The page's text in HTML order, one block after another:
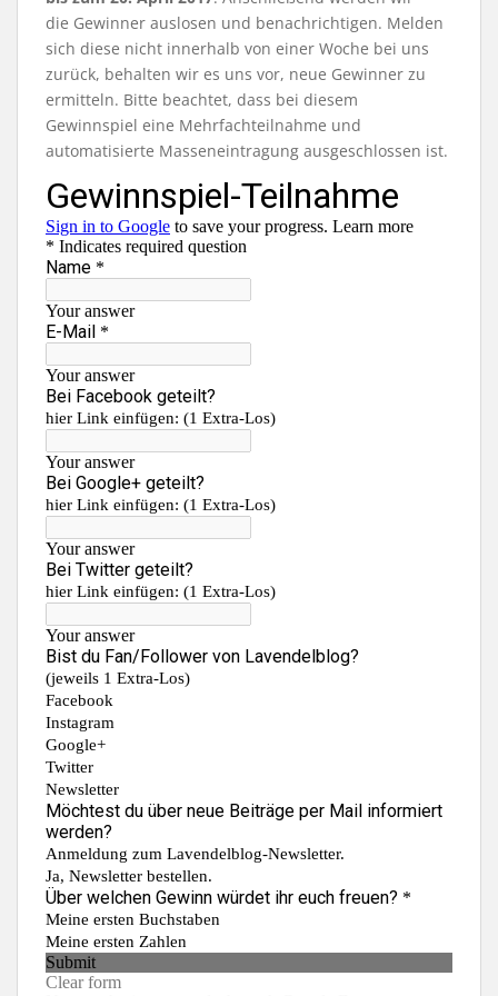
die Gewinner auslosen und benachrichtigen. Melden
sich diese nicht innerhalb von einer Woche bei uns
zurück, behalten wir es uns vor, neue Gewinner zu
ermitteln. Bitte beachtet, dass bei diesem
Gewinnspiel eine Mehrfachteilnahme und
automatisierte Masseneintragung ausgeschlossen ist.